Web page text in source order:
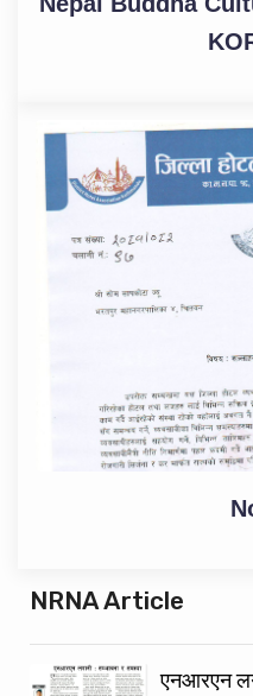
NRNA Article
एनआरएन